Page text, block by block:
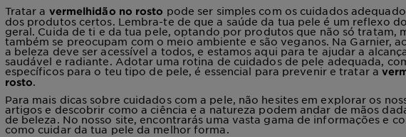
Tratar a vermelhidão no rosto pode ser simples com os cuidados
dos produtos certos. Lembra-te de que a saúde da tua pele é um reflexo
geral. Cuida de ti e da tua pele, optando por produtos que não só tratam,
também se preocupam com o meio ambiente e são veganos. Na Garnier,
a beleza deve ser acessível a todos, e estamos aqui para te ajudar a
saudável e radiante. Adotar uma rotina de cuidados de pele adequada,
específicos para o teu tipo de pele, é essencial para prevenir e tratar a
rosto
Para mais dicas sobre cuidados com a pele, não hesites em explorar os
artigos e descobrir como a ciência e a natureza podem andar de mãos
de beleza. No nosso site, encontrarás uma vasta gama de informações e
como cuidar da tua pele da melhor forma.